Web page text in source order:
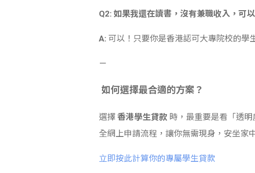
Q2: 如果我還在讀書，沒有兼職收入，可
A:可以！只要你是香港認可大專院校的學
－
如何選擇最合適的方案？
選擇 香港學生貸款時，最重要是看「透明
全網上申請流程，讓你無需現身，安坐家
立即按此計算你的專屬學生貸款